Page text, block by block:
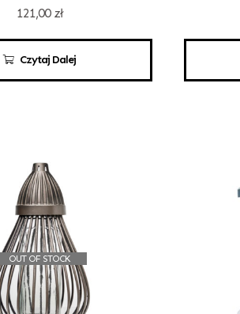
Czytaj Dalej
121,00 zł
OUT OF STOCK